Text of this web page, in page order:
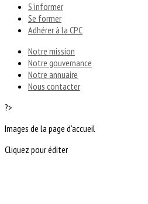
S'informer
Se former
Adhérer à la CPC
Notre mission
Notre gouvernance
Notre annuaire
Nous contacter
?>
Images de la page d'accueil
Cliquez pour éditer